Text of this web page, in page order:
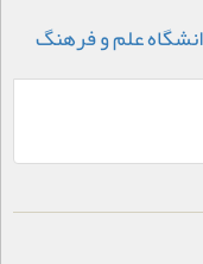
علم و فرهنگ